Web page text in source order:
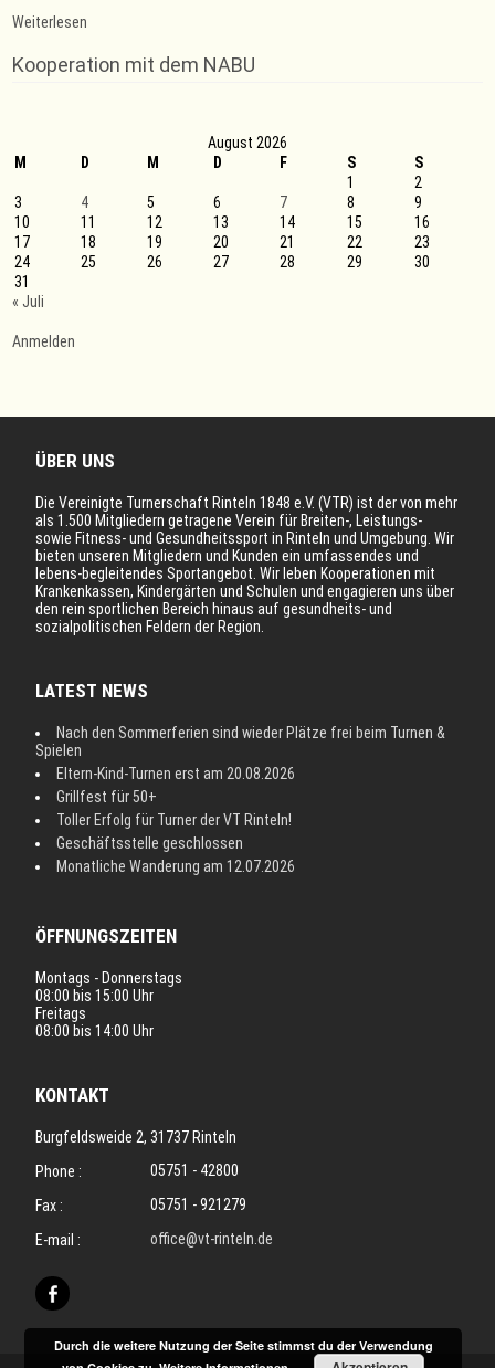
Weiterlesen
Sportklettern
Kooperation mit dem NABU
August 2026
M
D M D F S
S
1
2
3
4 5 6 7 8
9
10
11 12 13 14 15
16
17
18 19 20 21 22
23
24
25 26 27 28 29
30
31
« Juli
Anmelden
ÜBER UNS
Die Vereinigte Turnerschaft Rinteln 1848 e.V. (VTR) ist der von mehr
als 1.500 Mitgliedern getragene Verein für Breiten-, Leistungs-
sowie Fitness- und Gesundheitssport in Rinteln und Umgebung. Wir
bieten unseren Mitgliedern und Kunden ein umfassendes und
lebens-begleitendes Sportangebot. Wir leben Kooperationen mit
Krankenkassen, Kindergärten und Schulen und engagieren uns über
den rein sportlichen Bereich hinaus auf gesundheits- und
sozialpolitischen Feldern der Region.
LATEST NEWS
Nach den Sommerferien sind wieder Plätze frei beim Turnen &
Spielen
Eltern-Kind-Turnen erst am 20.08.2026
Grillfest für 50+
Toller Erfolg für Turner der VT Rinteln!
Geschäftsstelle geschlossen
Monatliche Wanderung am 12.07.2026
ÖFFNUNGSZEITEN
Montags - Donnerstags
08:00 bis 15:00 Uhr
Freitags
08:00 bis 14:00 Uhr
KONTAKT
Burgfeldsweide 2, 31737 Rinteln
Phone :
05751 - 42800
Fax :
05751 - 921279
E-mail :
office@vt-rinteln.de
Durch die weitere Nutzung der Seite stimmst du der Verwendung